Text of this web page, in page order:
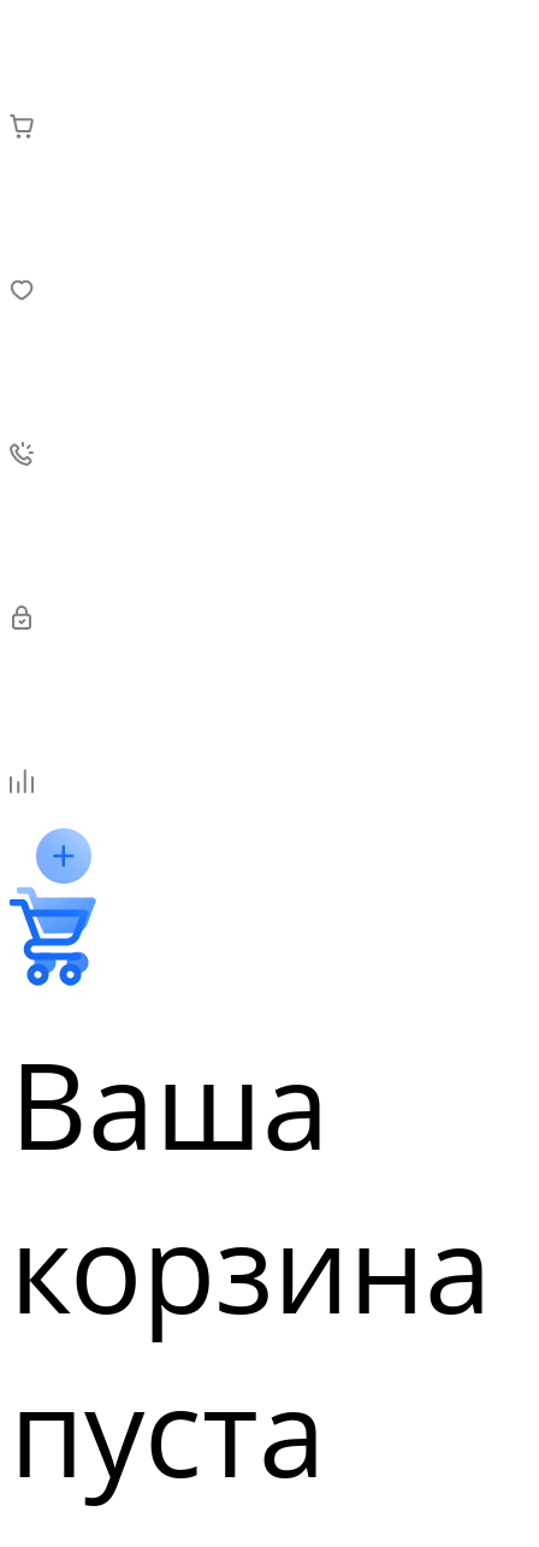
Ваша
корзина
пуста